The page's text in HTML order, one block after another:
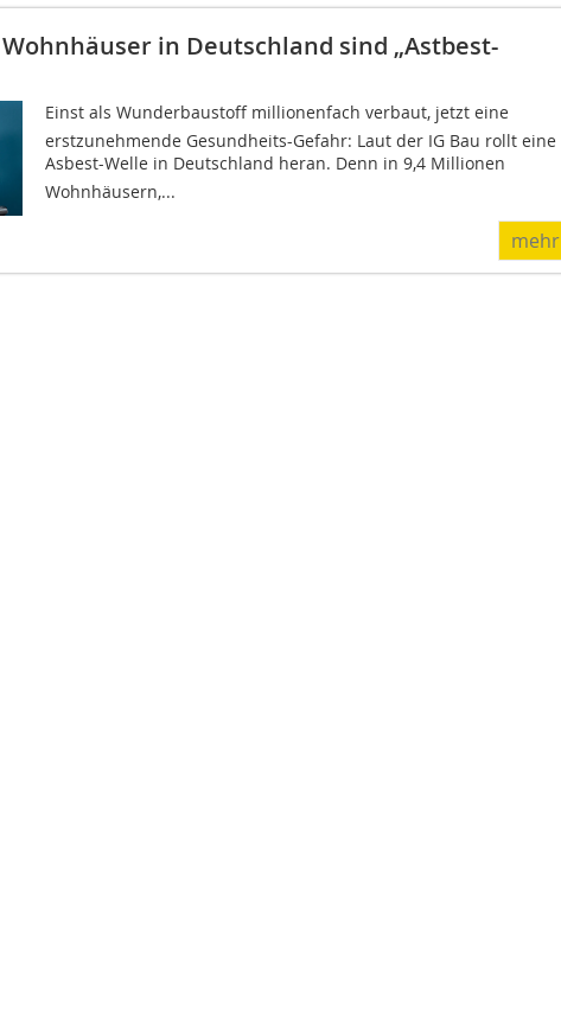
in Deutschland sind „Astbest-
Einst als Wunderbaustoff millionenfach verbaut, jetzt eine
erstzunehmende Gesundheits-Gefahr: Laut der IG Bau rollt eine
Asbest-Welle in Deutschland heran. Denn in 9,4 Millionen
Wohnhäusern,...
mehr